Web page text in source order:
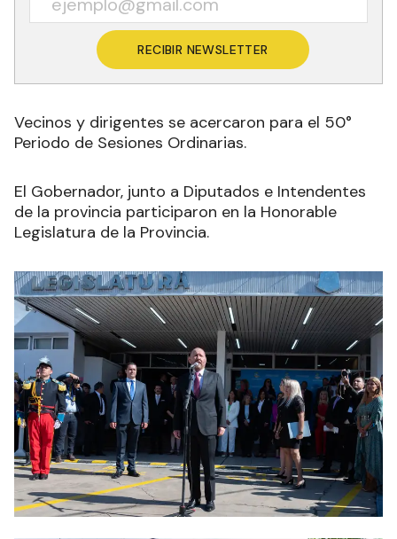
RECIBIR NEWSLETTER
Vecinos y dirigentes se acercaron para el 50°
Periodo de Sesiones Ordinarias.
El Gobernador, junto a Diputados e Intendentes
de la provincia participaron en la Honorable
Legislatura de la Provincia.